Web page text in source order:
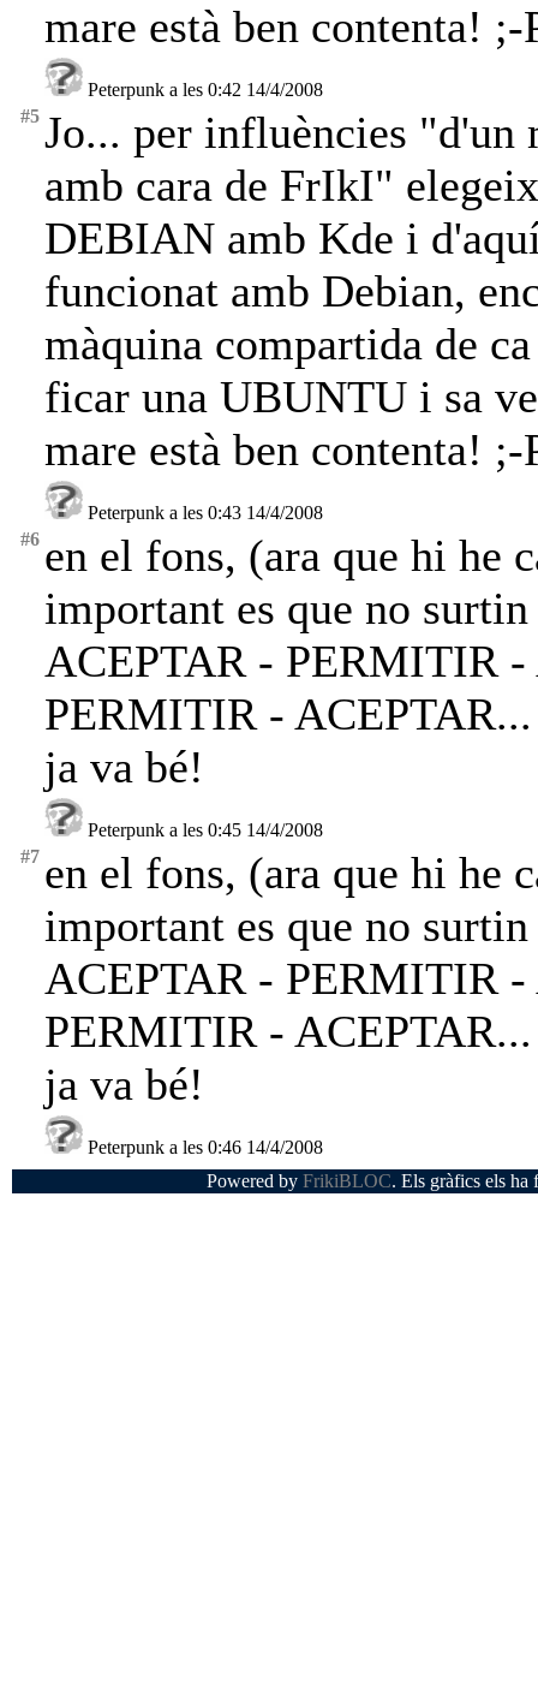
mare està ben contenta! ;-
Peterpunk a les 0:42 14/4/2008
#5 Jo... per influències "d'un
amb cara de FrIkI"
DEBIAN amb Kde i
funcionat amb Debian,
màquina compartida de
ficar una UBUNTU i sa
mare està ben contenta! ;-
Peterpunk a les 0:43 14/4/2008
#6 en el fons, (ara que hi he
important es que no
ACEPTAR - PERMITIR -
PERMITIR -
ja va bé!
Peterpunk a les 0:45 14/4/2008
#7 en el fons, (ara que hi he
important es que no
ACEPTAR - PERMITIR -
PERMITIR -
ja va bé!
Peterpunk a les 0:46 14/4/2008
Powered by FrikiBLOC. Els gràfics els ha